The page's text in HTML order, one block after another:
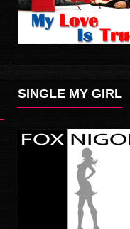
SINGLE MY GIRL